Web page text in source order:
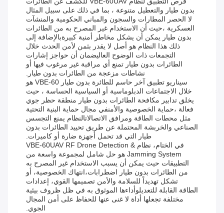
بدون طيار والتعطيل متنوعة ، بما في ذلك على سبيل المثال
لا الحصر المطارات والسجون والمباني الحكومية والمنشآت
العسكرية ،حيث أن الاستخدام غير المصرح به من الطائرات
بدون طيار يمكن أن يشكل مخاطر أمنية كبيرةبالإضافة إلى
ذلك هذا النظام هو أصل لا يقدر بثمن لأمن الحدث خلال
التجمعات ذات الوضوح العاليضمان أن حواجز إشارات
الطائرات بدون طيار تمنع أي مراقبة غير مرغوب فيها أو
نشاطات مزعجة من الطائرات بدون طيار.
سيناريو تطبيق آخر حاسم للطائرة بدون طيار VBE-60 هو
خلال الاجتماعات الدبلوماسية أو السياسية الحساسة ، حيث
يخلق تدابير مكافحة الطائرات بدون طيار منطقة حظر جوي
فعالة ،حماية الخصوصية والأمنفي مجال حماية البنية التحتية
مثل محطات الطاقة ومرافق الاتصالاتالنظام يمنع التجسس
الصناعي والخربشة المحتملة عن طريق تحييد الطائرات بدون
طيار التي قد تحمل أجهزة ضارة أو كاميرات.
في الختام، نظام VBE-60UAV RF Drone Detection &
Jamming System هو حل شامل لمجموعة واسعة من
التطبيقات حيث يمكن أن يسبب الاستخدام غير المصرح به
من الطائرات بدون طيار اضطرابات،انتهاك الخصوصية، أو
تشكل تهديداً للسلامة والأمن تصميمها القوي، إعدادات
الطاقة القابلة للتعديلوأداءها الموثوق به في ظل ظروف بيئية
مختلفة تجعلها أداة لا غنى عنها للحفاظ على أمن المجال
الجوي.